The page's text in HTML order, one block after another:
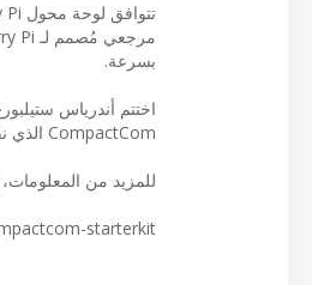
بسرعة.
CompactCom الذي نقدمه".
للمزيد من
starterkit